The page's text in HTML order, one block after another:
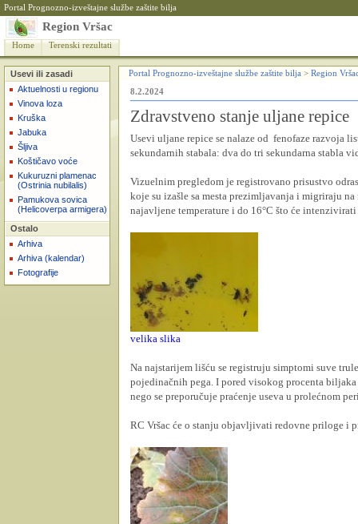
Portal Prognozno-izveštajne službe zaštite bilja
Region Vršac
Home Terenski rezultati
Usevi ili zasadi
Aktuelnosti u regionu
Vinova loza
Kruška
Jabuka
Šljiva
Koštičavo voće
Kukuruzni plamenac
(Ostrinia nubilalis)
Pamukova sovica
(Helicoverpa armigera)
Ostalo
Arhiva
Arhiva (kalendar)
Fotografije
Portal Prognozno-izveštajne službe zaštite bilja > Region
8.2.2024
Zdravstveno stanje uljane repice
Usevi uljane repice se nalaze od fenofaze razvoja
sekundarnih stabala: dva do tri sekundarna stabla
Vizuelnim pregledom je registrovano prisustvo
koje su izašle sa mesta prezimljavanja i migriraju
najavljene temperature i do 16°C što će
velika slika
Na najstarijem lišću se registruju simptomi suve
pojedinačnih pega. I pored visokog procenta
nego se preporučuje praćenje useva u prolećnom
RC Vršac će o stanju objavljivati redovne priloge i